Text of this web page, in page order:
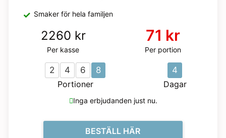
Smaker för hela familjen
2260 kr
Per kasse
71 kr
Per portion
2 4 6
8
Portioner
4
Dagar
Inga erbjudanden just nu.
BESTÄLL HÄR